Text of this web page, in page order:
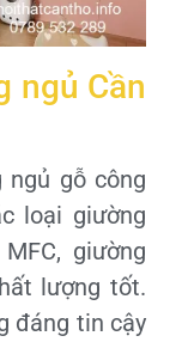
ngủ Cần
ngủ gỗ công
loại giường
giường
lượng tốt.
đáng tin cậy